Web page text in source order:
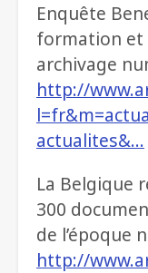
Enquête
formation et
archivage
http://
actualites&…
La Belgique
300
de l’époque
http://